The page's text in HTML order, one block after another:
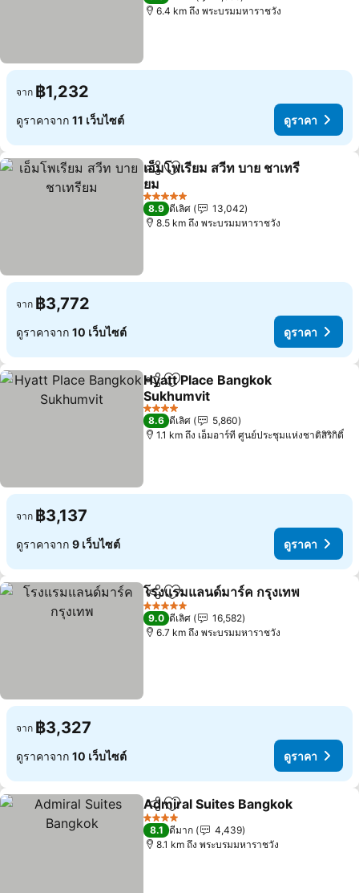
6.4 km ถึง พระบรมมหาราชวัง
จาก ฿1,232
ดูราคาจาก 11 เว็บไซต์ ดูราคา
แชร์ เพิ่มในรายการโปรด
เอ็มโพเรียม สวีท บาย ชาเทรี
ยม
ดูราคา
5 ดาว
8.9 ดีเลิศ
13,042
8.5 km ถึง พระบรมมหาราชวัง
จาก ฿3,772
ดูราคาจาก 10 เว็บไซต์ ดูราคา
แชร์ เพิ่มในรายการโปรด
Hyatt Place Bangkok
Sukhumvit
ดูราคา
4 ดาว
8.6 ดีเลิศ
5,860
1.1 km ถึง เอ็มอาร์ที ศูนย์ประชุมแห่งชาติสิริกิติ์
จาก ฿3,137
ดูราคาจาก 9 เว็บไซต์ ดูราคา
แชร์ เพิ่มในรายการโปรด
โรงแรมแลนด์มาร์ค กรุงเทพ
5 ดาว
9.0 ดีเลิศ
16,582
6.7 km ถึง พระบรมมหาราชวัง
จาก ฿3,327
ดูราคาจาก 10 เว็บไซต์ ดูราคา
แชร์ เพิ่มในรายการโปรด
Admiral Suites Bangkok
4 ดาว
8.1 ดีมาก
4,439
8.1 km ถึง พระบรมมหาราชวัง